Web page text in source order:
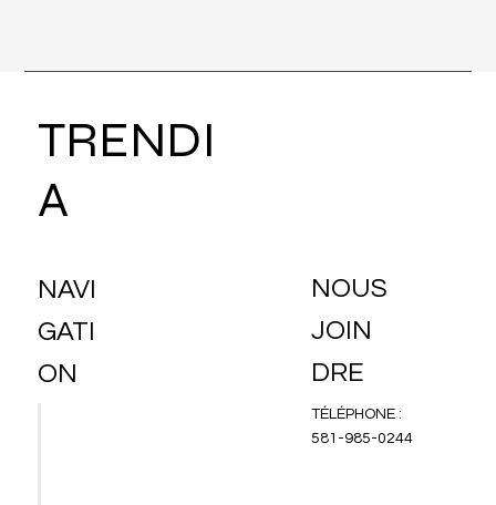
TRENDI
A
NAVI
GATI
ON
NOUS
JOIN
DRE
TÉLÉPHONE :
581-985-0244